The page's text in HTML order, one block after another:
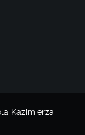
Kazimierza